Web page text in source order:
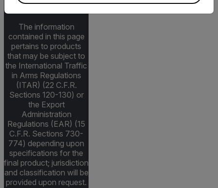
The information
contained in this page
pertains to products
that may be subject to
the International Traffic
in Arms Regulations
(ITAR) (22 C.F.R.
Sections 120-130) or
the Export
Administration
Regulations (EAR) (15
C.F.R. Sections 730-
774) depending upon
specifications for the
final product; jurisdiction
and classification will be
provided upon request.